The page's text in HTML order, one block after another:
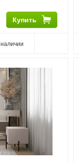
Купить